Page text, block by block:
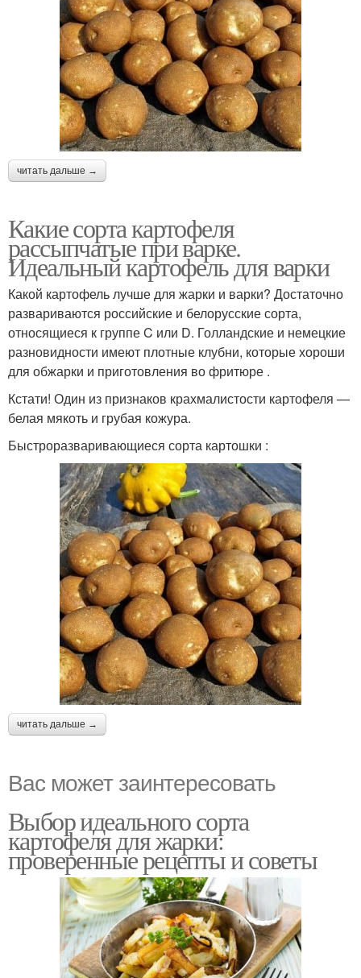
читать дальше →
Какие сорта картофеля
рассыпчатые при варке.
Идеальный картофель для варки
Какой картофель лучше для жарки и варки? Достаточно
развариваются российские и белорусские сорта,
относящиеся к группе C или D. Голландские и немецкие
разновидности имеют плотные клубни, которые хороши
для обжарки и приготовления во фритюре .
Кстати! Один из признаков крахмалистости картофеля —
белая мякоть и грубая кожура.
Быстроразваривающиеся сорта картошки :
читать дальше →
Вас может заинтересовать
Выбор идеального сорта
картофеля для жарки:
проверенные рецепты и советы